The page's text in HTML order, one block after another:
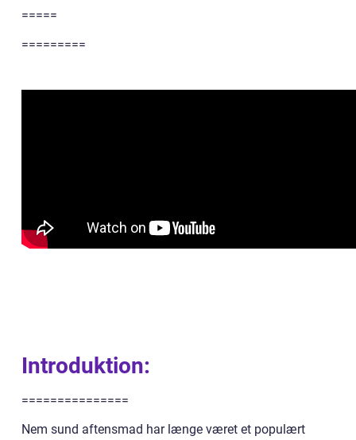
=====
=========
Introduktion:
===============
Nem sund aftensmad har længe været et populært